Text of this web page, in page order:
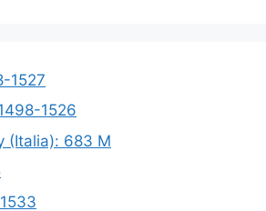
1527
1526
(Italia): 683 M